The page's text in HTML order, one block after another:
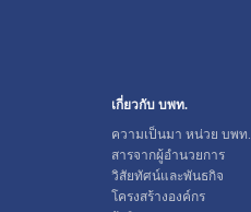
เกี่ยวกับ บพท.
ความเป็นมา หน่วย บพท.
สารจากผู้อำนวยการ
วิสัยทัศน์และพันธกิจ
โครงสร้างองค์กร